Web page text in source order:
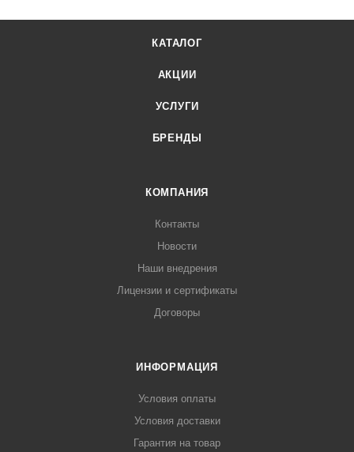
КАТАЛОГ
АКЦИИ
УСЛУГИ
БРЕНДЫ
КОМПАНИЯ
Контакты
Новости
Наши внедрения
Лицензии и сертификаты
Договоры
ИНФОРМАЦИЯ
Условия оплаты
Условия доставки
Гарантия на товар